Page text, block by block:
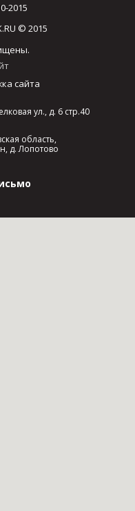
2015
© 2015
сайта
ул., д. 6 стр.40
область,
д. Лопотово